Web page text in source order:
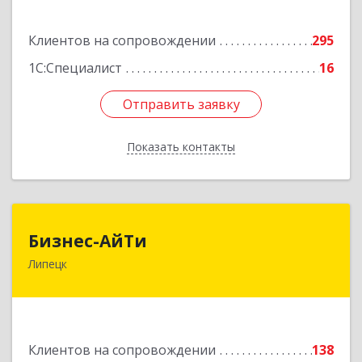
Клиентов на сопровождении
295
1С:Специалист
16
Отправить заявку
Показать контакты
Отправить заявку
Назад
Бизнес-АйТи
Липецк
Клиентов на сопровождении 138
398008, Липецкая обл, Липецк г, 50 лет НЛМК